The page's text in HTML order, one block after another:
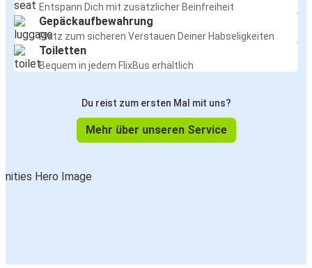
Entspann Dich mit zusätzlicher Beinfreiheit
Gepäckaufbewahrung
Platz zum sicheren Verstauen Deiner Habseligkeiten
Toiletten
Bequem in jedem FlixBus erhältlich
Du reist zum ersten Mal mit uns?
Mehr über unseren Service